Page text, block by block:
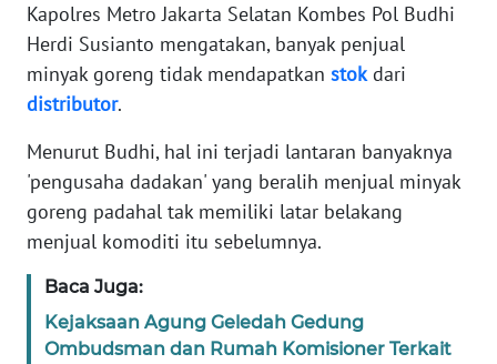
Kapolres Metro Jakarta Selatan Kombes Pol Budhi
Herdi Susianto mengatakan, banyak penjual
minyak goreng tidak mendapatkan stokdari
distributor.
Menurut Budhi, hal ini terjadi lantaran banyaknya
'pengusaha dadakan' yang beralih menjual minyak
goreng padahal tak memiliki latar belakang
menjual komoditi itu sebelumnya.
Baca Juga:
Kejaksaan Agung Geledah Gedung
Ombudsman dan Rumah Komisioner Terkait
WN
PAPUA
BARAT
WN
WN
SERAMBI
WN